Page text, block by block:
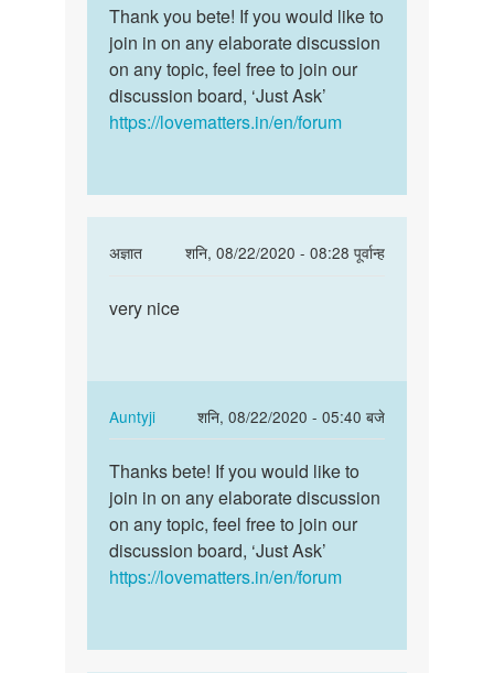
to
Nice
by
Milan
Thank
you
bete!
If
you
Thank you bete! If you would like to
join in on any elaborate discussion
on any topic, feel free to join our
discussion board, ‘Just Ask’
https://lovematters.in/en/forum
अज्ञात
शनि, 08/22/2020 - 08:28 पूर्वान्ह
In
to
by
janvi
chodry
very
very nice
Auntyji
शनि, 08/22/2020 - 05:40 बजे
In
reply
to
very
nice
by
अज्ञात
Thanks
bete!
If
you
would…
Thanks bete! If you would like to
join in on any elaborate discussion
on any topic, feel free to join our
discussion board, ‘Just Ask’
https://lovematters.in/en/forum